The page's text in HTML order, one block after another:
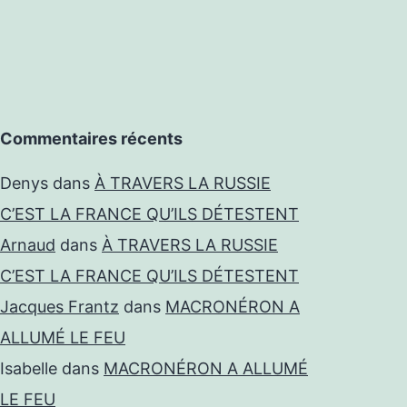
Commentaires récents
Denys dans À TRAVERS LA RUSSIE
C’EST LA FRANCE QU’ILS DÉTESTENT
Arnaud dans À TRAVERS LA RUSSIE
C’EST LA FRANCE QU’ILS DÉTESTENT
Jacques Frantz dans MACRONÉRON A
ALLUMÉ LE FEU
Isabelle dans MACRONÉRON A ALLUMÉ
LE FEU